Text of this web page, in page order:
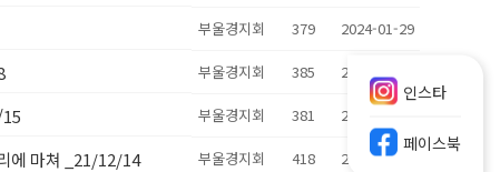
부울경지회 379 2024-01-29
부울경지회 385 2024-01-29
부울경지회 381 2024-01-29
에 마쳐 _21/12/14 부울경지회 418 2024-01-29
인스타
페이스북